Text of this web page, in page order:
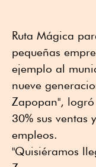
Ruta Mágica
pequeñas
ejemplo al
nueve
Zapopan", logró
30% sus
empleos.
"Quisiéramos